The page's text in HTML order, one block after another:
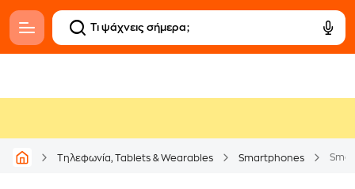
Τηλεφωνία, Tablets & Wearables Smartphones